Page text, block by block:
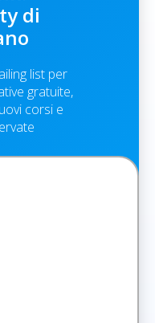
di
list per
gratuite,
corsi e